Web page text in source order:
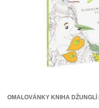
OMALOVÁNKY KNIHA DŽUNGLÍ